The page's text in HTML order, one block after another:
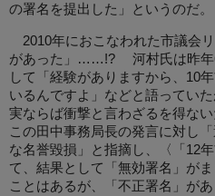
の署名を提出した」というのだ。
2010年におこなわれた市議会
があった」……!? 河村氏は昨年
して「経験がありますから、10
いるんですよ」などと語ってい
実ならば衝撃と言わざるを得な
この田中事務局長の発言に対し
な名誉毀損」と指摘し、〈「12
て、結果として「無効署名」が
ことはあるが、「不正署名」が